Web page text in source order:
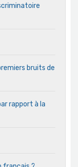
bruits de
rapport à la